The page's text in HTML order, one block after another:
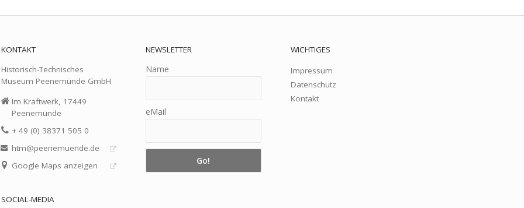
KONTAKT
Historisch-Technisches
Museum Peenemünde GmbH
Im Kraftwerk, 17449
Peenemünde
+ 49 (0) 38371 505 0
htm@peenemuende.de
Google Maps anzeigen
SOCIAL-MEDIA
NEWSLETTER
Name
eMail
WICHTIGES
Impressum
Datenschutz
Kontakt